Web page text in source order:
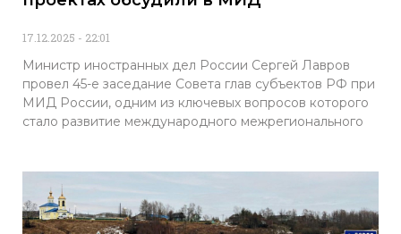
17.12.2025 22:01
Министр иностранных дел России Сергей Лавров
провел 45-е заседание Совета глав субъектов РФ при
МИД России, одним из ключевых вопросов которого
стало развитие международного межрегионального